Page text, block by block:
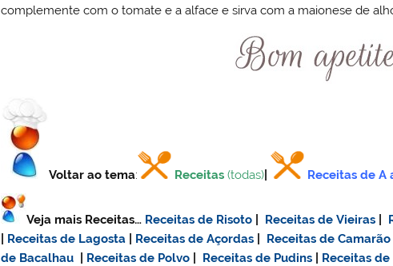
complemente com o tomate e a alface e sirva com a maionese de
Voltar ao tema: Receitas (todas) Receitas de A
Veja mais Receitas… Receitas de Risoto Receitas de Vieiras
Receitas de Lagosta Receitas de Açordas Receitas de Camarão
de Bacalhau
Receitas de Polvo Receitas de Pudins Receitas